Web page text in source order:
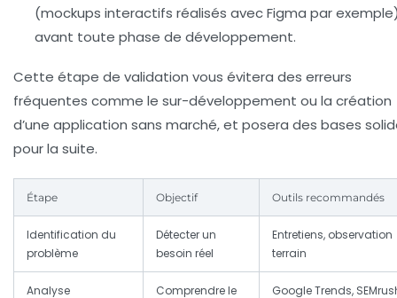
(mockups interactifs réalisés avec Figma par
avant toute phase de développement.
Cette étape de validation vous évitera des erreurs
fréquentes comme le sur-développement ou la création
d’une application sans marché, et posera des bases
pour la suite.
Étape Objectif Outils recommandés
Identification du
problème
Détecter un
besoin réel
Entretiens, observation
terrain
Analyse
Comprendre le
Google Trends,